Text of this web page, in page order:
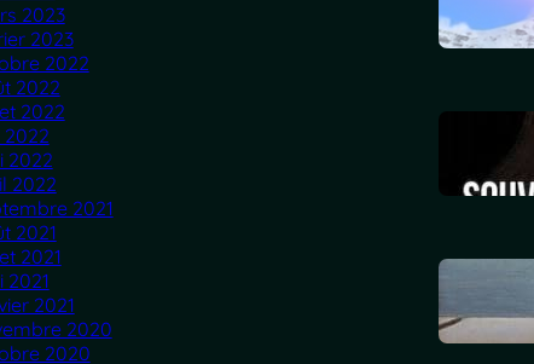
2023
2023
2022
2022
2022
2022
2022
2022
2021
2021
2021
2021
2021
2020
2020